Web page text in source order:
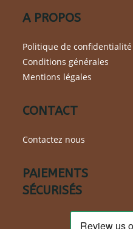
A PROPOS
Politique de confidentialité
Conditions générales
Mentions légales
CONTACT
Contactez nous
PAIEMENTS
SÉCURISÉS